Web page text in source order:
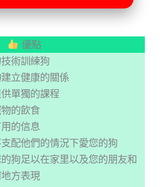
優點
術訓練狗
立健康的關係
單獨的課程
的飲食
的信息
配他們的情況下愛您的狗
狗足以在家里以及您的朋友和
方表現